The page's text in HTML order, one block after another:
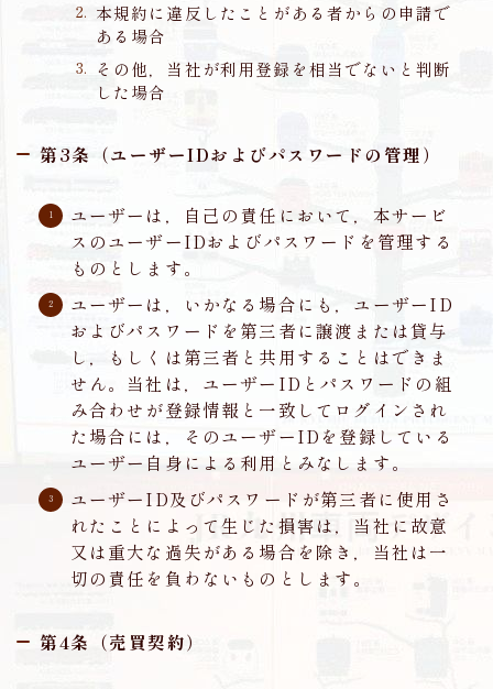
本規約に違反したことがある者からの申請で
ある場合
その他，当社が利用登録を相当でないと判断
した場合
第3条（ユーザーIDおよびパスワードの管理）
ユーザーは，自己の責任において，本サービ
スのユーザーIDおよびパスワードを管理する
ものとします。
ユーザーは，いかなる場合にも，ユーザーID
およびパスワードを第三者に譲渡または貸与
し，もしくは第三者と共用することはできま
せん。当社は，ユーザーIDとパスワードの組
み合わせが登録情報と一致してログインされ
た場合には，そのユーザーIDを登録している
ユーザー自身による利用とみなします。
ユーザーID及びパスワードが第三者に使用さ
れたことによって生じた損害は，当社に故意
又は重大な過失がある場合を除き，当社は一
切の責任を負わないものとします。
第4条（売買契約）